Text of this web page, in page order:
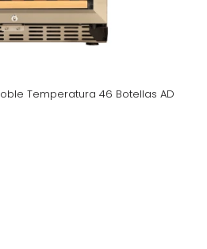
Temperatura 46 Botellas AD